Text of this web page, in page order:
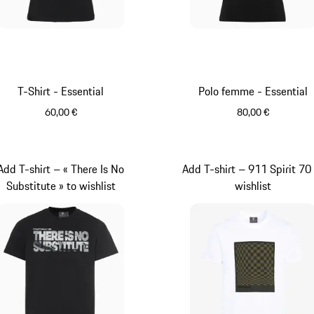
T-Shirt - Essential
60,00 €
Polo femme - Essential
80,00 €
T-shirt – « There Is No
Substitute » to wishlist
Add T-shirt – 911 Spirit
wishlist